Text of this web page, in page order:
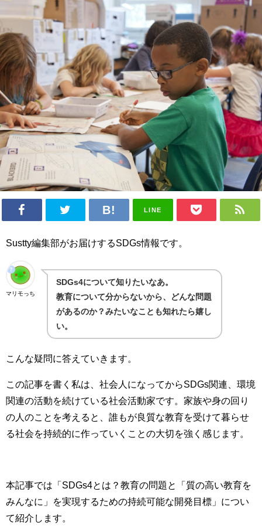
LINE
Sustty編集部がお届けするSDGs情報です。
マリモっち
SDGs4について知りたいなあ。
教育について分からないから、どんな問題
があるのか？みたいなことも知れたら嬉し
い。
こんな疑問に答えていきます。
この記事を書く私は、社会人になってからSDGs関連、環境
関連の活動を続けている社会活動家です。家族や身の回り
の人のことを考えると、誰もが良質な教育を受けて暮らせ
る社会を持続的に作っていくことの大切を強く感じます。
本記事では「SDGs4とは？教育の問題と「質の高い教育を
みんなに」を実現するための持続可能な開発目標」につい
て紹介します。